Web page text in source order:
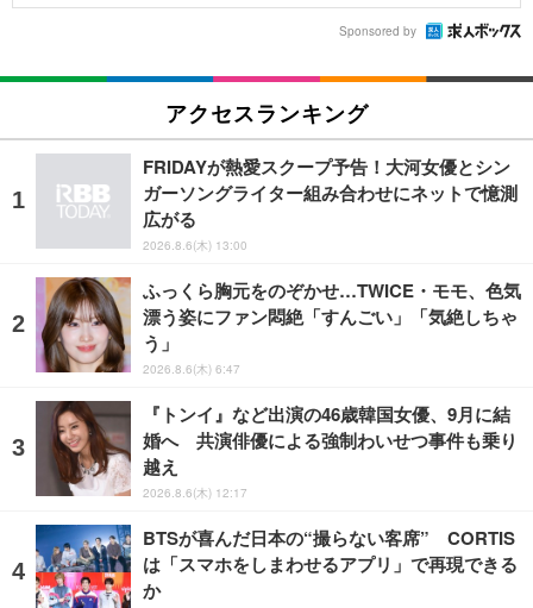
Sponsored by
アクセスランキング
FRIDAYが熱愛スクープ予告！大河女優とシン
ガーソングライター組み合わせにネットで憶測
広がる
2026.8.6(木) 13:00
ふっくら胸元をのぞかせ…TWICE・モモ、色気
漂う姿にファン悶絶「すんごい」「気絶しちゃ
う」
2026.8.6(木) 6:47
『トンイ』など出演の46歳韓国女優、9月に結
婚へ 共演俳優による強制わいせつ事件も乗り
越え
2026.8.6(木) 12:17
BTSが喜んだ日本の“撮らない客席” CORTIS
は「スマホをしまわせるアプリ」で再現できる
か